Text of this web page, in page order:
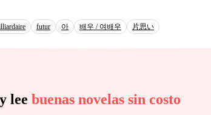
futur 아 배우 / 여배우 片思い
lee buenas novelas sin costo